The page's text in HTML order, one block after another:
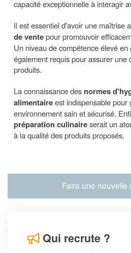
capacité exceptionnelle à interagir
Il est essentiel d'avoir une maîtrise
de ventepour promouvoir
Un niveau de compétence élevé en
également requis pour assurer une
produits.
La connaissance des normes
alimentaireest indispensable pour
environnement sain et sécurisé.
préparation culinaireserait un
à la qualité des produits proposés.
Faire une nouvelle
Qui recrute ?